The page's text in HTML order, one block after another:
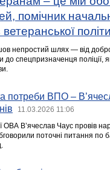
помічник
непростий шлях — від
до спецпризначенця
потреби ВПО ­–
11.03.2026 11:06
ОВА В’ячеслав Чаус провів
поточні питання по